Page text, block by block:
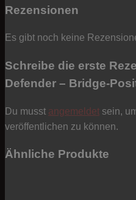
Rezensionen
Es gibt noch keine
Schreibe die erste
Defender – Bridge-
Du musst angemeldet sein,
veröffentlichen zu können.
Ähnliche Produkte